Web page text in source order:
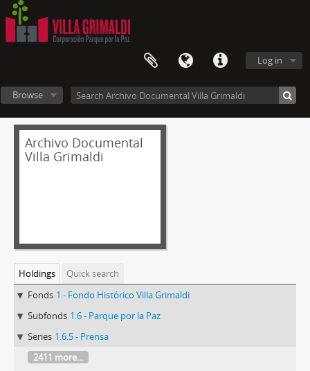
Log in
Browse
Archivo Documental
Villa Grimaldi
Holdings
Quick search
Fonds 1 - Fondo Histórico Villa Grimaldi
Subfonds 1.6 - Parque por la Paz
Series 1.6.5 - Prensa
2411 more...